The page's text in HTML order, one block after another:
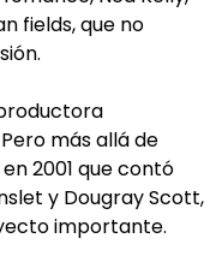
fields, que no
más allá de
2001 que contó
y Dougray Scott,
importante.